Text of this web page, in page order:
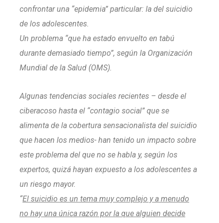
confrontar una “epidemia” particular: la del suicidio
de los adolescentes.
Un problema “que ha estado envuelto en tabú
durante demasiado tiempo”, según la Organización
Mundial de la Salud (OMS).
Algunas tendencias sociales recientes – desde el
ciberacoso hasta el “contagio social” que se
alimenta de la cobertura sensacionalista del suicidio
que hacen los medios- han tenido un impacto sobre
este problema del que no se habla y, según los
expertos, quizá hayan expuesto a los adolescentes a
un riesgo mayor.
“El suicidio es un tema muy complejo y a menudo
no hay una única razón por la que alguien decide